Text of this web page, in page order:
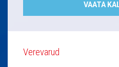
VAATA
Verevarud